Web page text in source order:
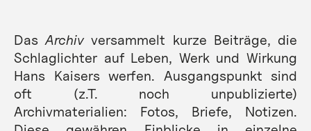
DasArchivversammelt kurze Beiträge, die
Schlaglichter auf Leben, Werk und Wirkung
Hans Kaisers werfen. Ausgangspunkt sind
oft (z.T. noch unpublizierte)
Archivmaterialien: Fotos, Briefe, Notizen.